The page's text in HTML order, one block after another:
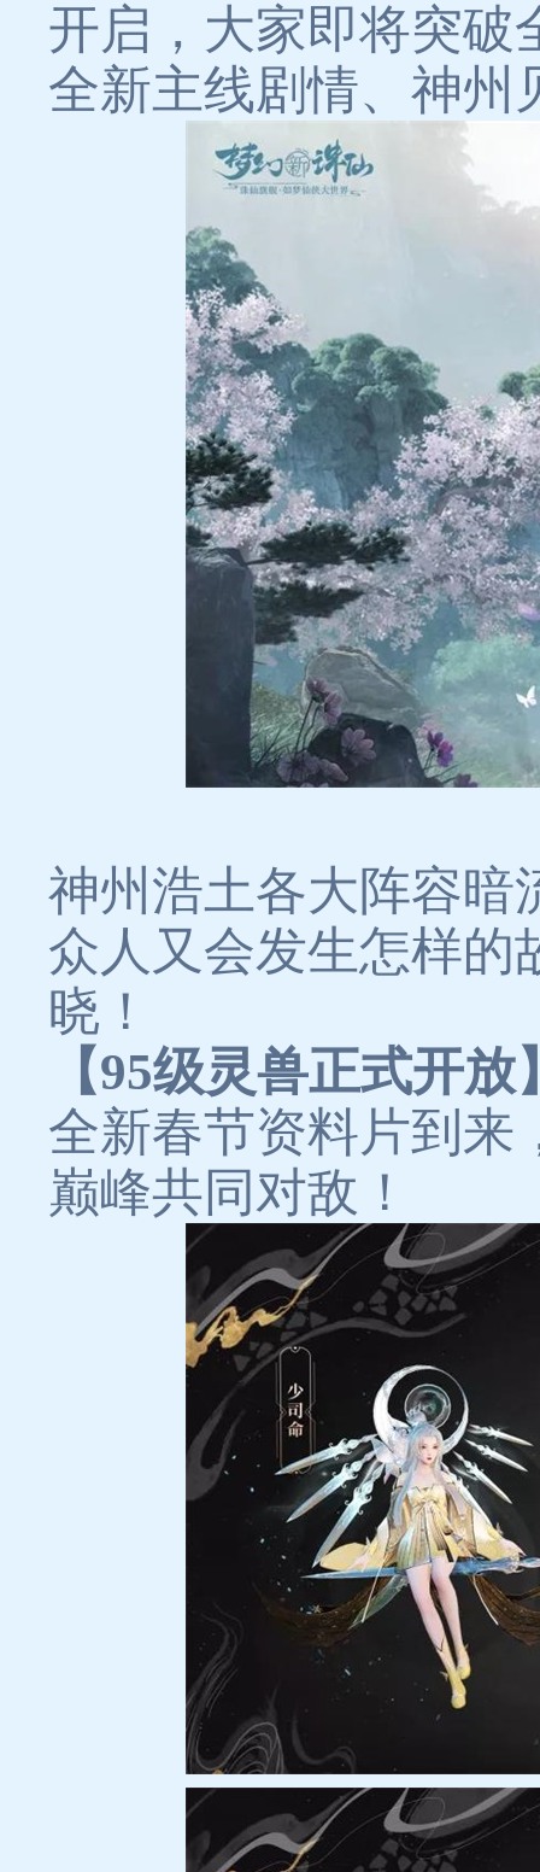
开启，大家即将突破
全新主线剧情、神州
神州浩土各大阵容暗
众人又会发生怎样的
晓！
【95级灵兽正式开放
全新春节资料片到来
巅峰共同对敌！